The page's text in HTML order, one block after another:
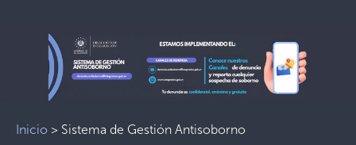
Inicio > Sistema de Gestión Antisoborno